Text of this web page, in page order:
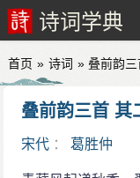
诗词学典
首页 » 诗词 » 叠前韵三
叠前韵三首 其
宋代 ：葛胜仲